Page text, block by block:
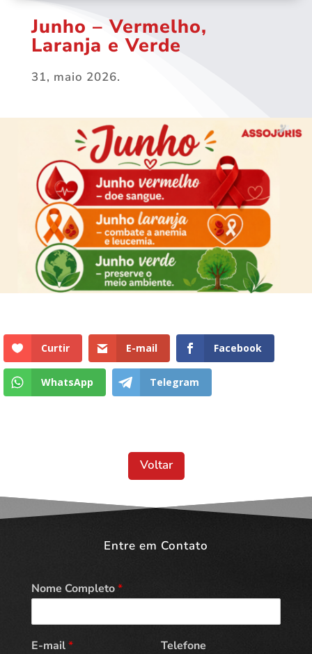
Junho – Vermelho,
Laranja e Verde
31, maio 2026.
Curtir E-mail Facebook
WhatsApp Telegram
Voltar
Entre em Contato
Nome Completo*
E-mail* Telefone